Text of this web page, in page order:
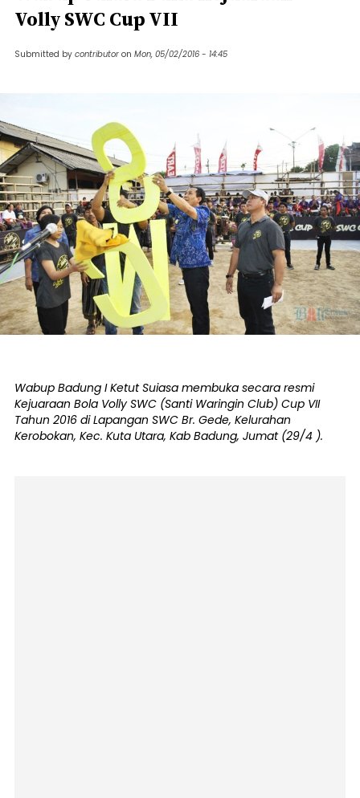
Volly SWC Cup VII
Submitted by contributor on Mon, 05/02/2016 - 14:45
Wabup Badung I Ketut Suiasa membuka secara resmi
Kejuaraan Bola Volly SWC (Santi Waringin Club) Cup VII
Tahun 2016 di Lapangan SWC Br. Gede, Kelurahan
Kerobokan, Kec. Kuta Utara, Kab Badung, Jumat (29/4 ).